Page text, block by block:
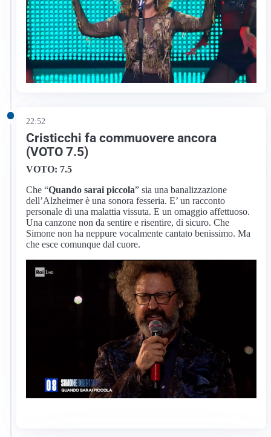
22:52
Cristicchi fa commuovere ancora
(VOTO 7.5)
VOTO: 7.5
Che “Quando sarai piccola” sia una banalizzazione
dell’Alzheimer è una sonora fesseria. E’ un racconto
personale di una malattia vissuta. E un omaggio affettuoso.
Una canzone non da sentire e risentire, di sicuro. Che
Simone non ha neppure vocalmente cantato benissimo. Ma
che esce comunque dal cuore.